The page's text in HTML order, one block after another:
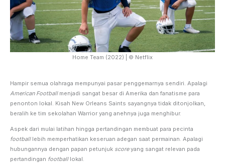
Home Team (2022) | © Netflix
Hampir semua olahraga mempunyai pasar penggemarnya sendiri. Apalagi
American Footballmenjadi sangat besar di Amerika dan fanatisme para
penonton lokal. Kisah New Orleans Saints sayangnya tidak ditonjolkan,
beralih ke tim sekolahan Warrior yang anehnya juga menghibur.
Aspek dari mulai latihan hingga pertandingan membuat para pecinta
footballlebih memperhatikan keseruan adegan saat permainan. Apalagi
hubungannya dengan papan petunjuk scoreyang sangat relevan pada
pertandingan footballlokal.